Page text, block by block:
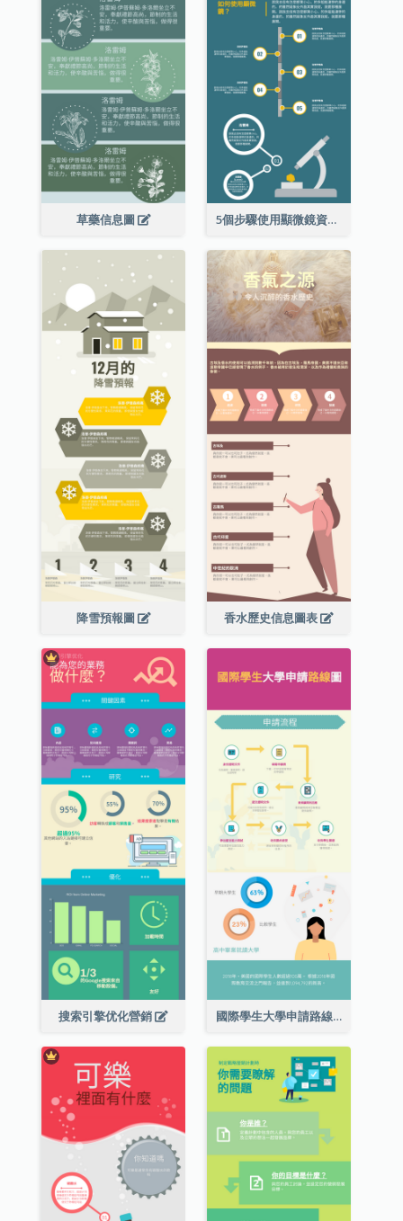
草藥信息圖 5個步驟使用顯微鏡資料圖
降雪預報圖 香水歷史信息圖表
搜索引擎优化營銷 國際學生大學申請路線圖